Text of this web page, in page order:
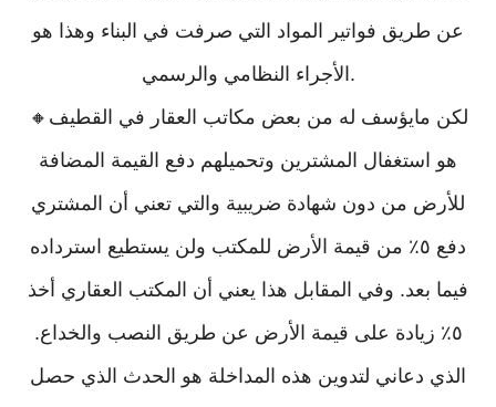
عن طريق فواتير المواد التي صرفت في البناء وهذا هو
الأجراء النظامي والرسمي.
🔸لكن مايؤسف له من بعض مكاتب العقار في القطيف
هو استغفال المشترين وتحميلهم دفع القيمة المضافة
للأرض من دون شهادة ضريبية والتي تعني أن المشتري
دفع ٥٪؜ من قيمة الأرض للمكتب ولن يستطيع استرداده
فيما بعد. وفي المقابل هذا يعني أن المكتب العقاري أخذ
٥٪؜ زيادة على قيمة الأرض عن طريق النصب والخداع.
الذي دعاني لتدوين هذه المداخلة هو الحدث الذي حصل